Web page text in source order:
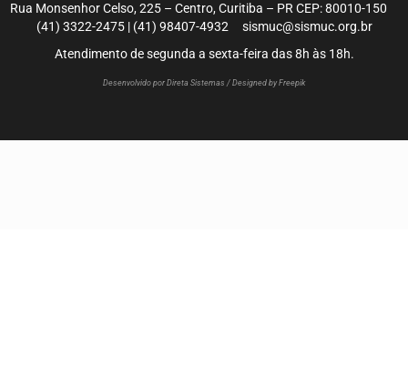
Rua Monsenhor Celso, 225 – Centro, Curitiba – PR CEP: 80010-150
(41) 3322-2475 | (41) 98407-4932 sismuc@sismuc.org.br
Atendimento de segunda a sexta-feira das 8h às 18h.
Desenvolvido por Direta Sistemas / Designed by Freepik